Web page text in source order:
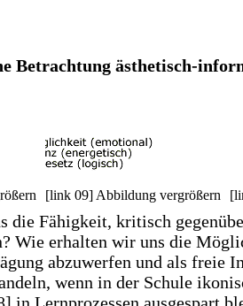
Betrachtung ästhetisch-
[link 09] Abbildung vergrößern
die Fähigkeit, kritisch
Wie erhalten wir uns die
abzuwerfen und als freie
wenn in der Schule